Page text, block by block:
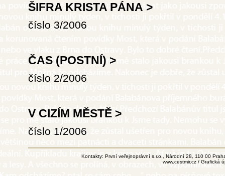
ŠIFRA KRISTA PÁNA >
číslo 3/2006
ČAS (POSTNÍ) >
číslo 2/2006
V CIZÍM MĚSTĚ >
číslo 1/2006
Kontakty: První veřejnoprávní s.r.o., Národní 28, 110 00
www.cestmir.cz / Grafická